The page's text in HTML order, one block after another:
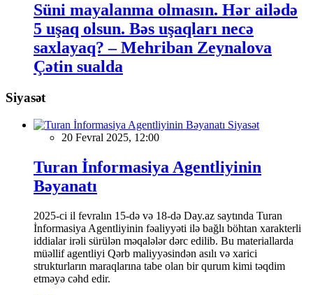
Süni mayalanma olmasın. Hər ailədə
5 uşaq olsun. Bəs uşaqları necə
saxlayaq? – Mehriban Zeynalova
Çətin sualda
Siyasət
Siyasət
20 Fevral 2025, 12:00
Turan İnformasiya Agentliyinin
Bəyanatı
2025-ci il fevralın 15-də və 18-də Day.az saytında Turan
İnformasiya Agentliyinin fəaliyyəti ilə bağlı böhtan xarakterli
iddialar irəli sürülən məqalələr dərc edilib. Bu materiallarda
müəllif agentliyi Qərb maliyyəsindən asılı və xarici
strukturların maraqlarına tabe olan bir qurum kimi təqdim
etməyə cəhd edir.